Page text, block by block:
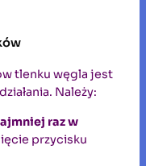
tlenku węgla jest
Należy:
raz w
przycisku